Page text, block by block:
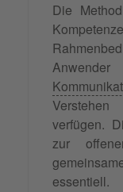
Die
verfügen.
zur
essentiell.